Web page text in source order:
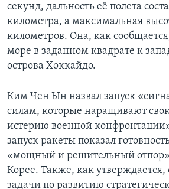
секунд, дальность её полета
километра, а максимальная
километров. Она, как
море в заданном квадрате к
острова Хоккайдо.
Ким Чен Ын назвал запуск
силам, которые наращивают
истерию военной
запуск ракеты показал
«мощный и решительный
Корее. Также, как утверждается,
задачи по развитию